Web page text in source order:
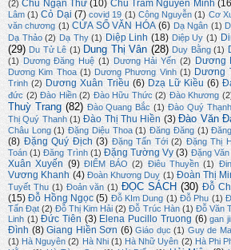
(2) Chu Ngạn Thư (10) Chu Trầm Nguyên Minh
Lâm (1) Cỏ Dại (7) covid 19 (1) Công Nguyễn (1) Cơ
văn chương (1) CỬA SỔ VĂN HÓA (6) Dạ Ngân (1)
Dạ Thảo (2) Dạ Thy (1) Diệp Linh (18) Diệp Uy (1)
(29) Du Tử Lê (1) Dung Thị Vân (28) Duy Bằng (1)
(1)
Dương Đăng Huệ (1) Dương Hải Yến (2) Dương
Dương Kim Thoa (1) Dương Phương Vinh (1) Dương
Trinh (2) Dương Xuân Triều (6) Dzạ Lữ Kiều (6)
đức (2) Đào Hiền (2) Đào Hữu Thức (2) Đào Khương
Thuỳ Trang (82) Đào Quang Bắc (1) Đào Quý Thạnh
Thị Quý Thanh (1) Đào Thị Thu Hiền (3) Đào Văn
Châu Long (1) Đặng Diệu Thoa (1) Đăng Đăng (1)
(8) Đặng Quý Địch (3) Đặng Tấn Tới (2) Đặng Thị
Toán (1) Đăng Trình (1) Đặng Tường Vy (3) Đặng Văn
Xuân Xuyến (9) ĐIỂM BÁO (2) Điêu Thuyền (1)
Vương Khanh (4) Đoàn Khương Duy (1) Đoàn Thị
Tuyết Thu (1) Đoản văn (1) ĐỌC SÁCH (30) Đỗ
(15) Đỗ Hồng Ngọc (5) Đỗ KIm Dung (1) Đỗ Phu (1)
Tấn Đạt (2) Đỗ Thị Kim Hải (2) Đỗ Trúc Hàn (1) Đỗ Văn
Linh (1) Đức Tiên (3) Elena Pucillo Truong (6) gan
Đình (8) Giang Hiền Sơn (6) Giáo dục (1) Guy de
(1) Hà Nguyên (2) Hà Nhi (1) Hà Nhữ Uyên (2) Hà Phi